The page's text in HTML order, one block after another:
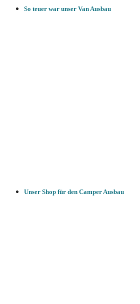
So teuer war unser Van Ausbau
Unser Shop für den Camper Ausbau